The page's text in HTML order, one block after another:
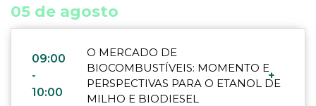
05 de agosto
09:00
-
10:00
O MERCADO DE
BIOCOMBUSTÍVEIS: MOMENTO E
PERSPECTIVAS PARA O ETANOL DE
MILHO E BIODIESEL
+